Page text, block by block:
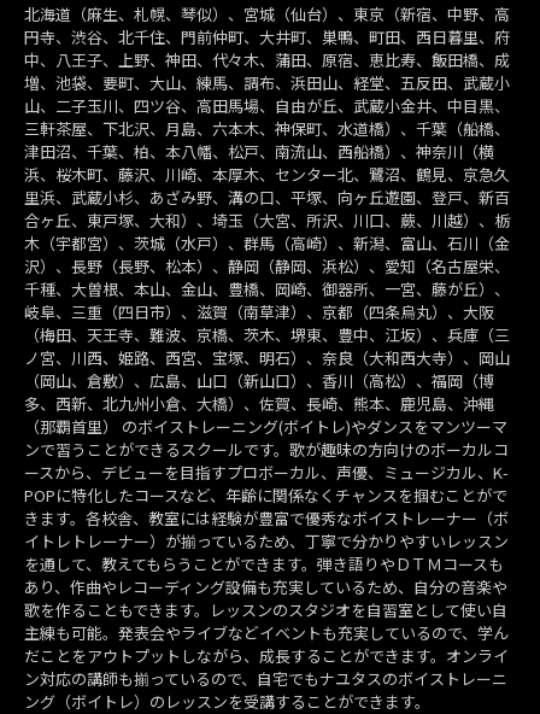
北海道（麻生、札幌、琴似）、宮城（仙台）、東京（新宿、中野、高
円寺、渋谷、北千住、門前仲町、大井町、巣鴨、町田、西日暮里、府
中、八王子、上野、神田、代々木、蒲田、原宿、恵比寿、飯田橋、成
増、池袋、要町、大山、練馬、調布、浜田山、経堂、五反田、武蔵小
山、二子玉川、四ツ谷、高田馬場、自由が丘、武蔵小金井、中目黒、
三軒茶屋、下北沢、月島、六本木、神保町、水道橋）、千葉（船橋、
津田沼、千葉、柏、本八幡、松戸、南流山、西船橋）、神奈川（横
浜、桜木町、藤沢、川崎、本厚木、センター北、鷺沼、鶴見、京急久
里浜、武蔵小杉、あざみ野、溝の口、平塚、向ヶ丘遊園、登戸、新百
合ヶ丘、東戸塚、大和）、埼玉（大宮、所沢、川口、蕨、川越）、栃
木（宇都宮）、茨城（水戸）、群馬（高崎）、新潟、富山、石川（金
沢）、長野（長野、松本）、静岡（静岡、浜松）、愛知（名古屋栄、
千種、大曽根、本山、金山、豊橋、岡崎、御器所、一宮、藤が丘）、
岐阜、三重（四日市）、滋賀（南草津）、京都（四条烏丸）、大阪
（梅田、天王寺、難波、京橋、茨木、堺東、豊中、江坂）、兵庫（三
ノ宮、川西、姫路、西宮、宝塚、明石）、奈良（大和西大寺）、岡山
（岡山、倉敷）、広島、山口（新山口）、香川（高松）、福岡（博
多、西新、北九州小倉、大橋）、佐賀、長崎、熊本、鹿児島、沖縄
（那覇首里） のボイストレーニング(ボイトレ)やダンスをマンツーマ
ンで習うことができるスクールです。歌が趣味の方向けのボーカルコ
ースから、デビューを目指すプロボーカル、声優、ミュージカル、K-
POPに特化したコースなど、年齢に関係なくチャンスを掴むことがで
きます。各校舎、教室には経験が豊富で優秀なボイストレーナー（ボ
イトレトレーナー）が揃っているため、丁寧で分かりやすいレッスン
を通して、教えてもらうことができます。弾き語りやＤＴＭコースも
あり、作曲やレコーディング設備も充実しているため、自分の音楽や
歌を作ることもできます。レッスンのスタジオを自習室として使い自
主練も可能。発表会やライブなどイベントも充実しているので、学ん
だことをアウトプットしながら、成長することができます。オンライ
ン対応の講師も揃っているので、自宅でもナユタスのボイストレーニ
ング（ボイトレ）のレッスンを受講することができます。